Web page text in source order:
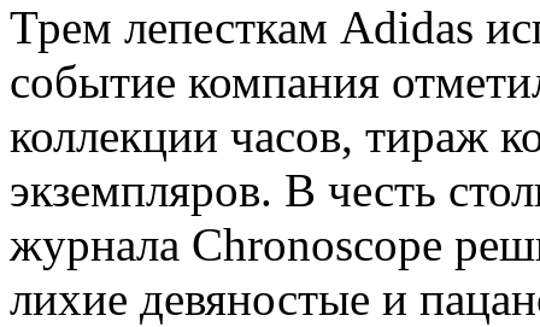
Трем лепесткам Adidas
событие компания
коллекции часов, тираж
экземпляров. В честь
журнала Chronoscope
лихие девяностые и